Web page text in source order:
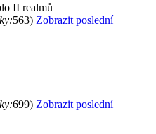
II realmů
563) Zobrazit poslední
699) Zobrazit poslední